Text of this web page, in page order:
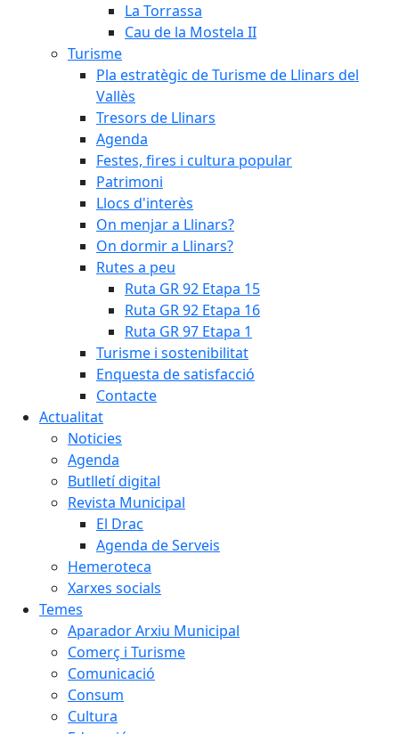
La Torrassa
Cau de la Mostela II
Turisme
Pla estratègic de Turisme de Llinars del
Vallès
Tresors de Llinars
Agenda
Festes, fires i cultura popular
Patrimoni
Llocs d'interès
On menjar a Llinars?
On dormir a Llinars?
Rutes a peu
Ruta GR 92 Etapa 15
Ruta GR 92 Etapa 16
Ruta GR 97 Etapa 1
Turisme i sostenibilitat
Enquesta de satisfacció
Contacte
Actualitat
Noticies
Agenda
Butlletí digital
Revista Municipal
El Drac
Agenda de Serveis
Hemeroteca
Xarxes socials
Temes
Aparador Arxiu Municipal
Comerç i Turisme
Comunicació
Consum
Cultura